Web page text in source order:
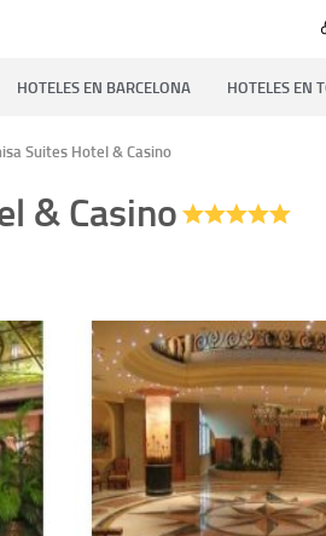
HOTELES EN BARCELONA HOTELES EN
Suites Hotel & Casino
& Casino